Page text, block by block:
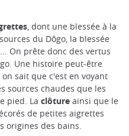
, dont une blessée à la
du Dôgo, la blessée
... On prête donc des vertus
Une histoire peut-être
sait que c'est en voyant
sources chaudes que les
pied. La clôture ainsi que le
de petites aigrettes
origines des bains.